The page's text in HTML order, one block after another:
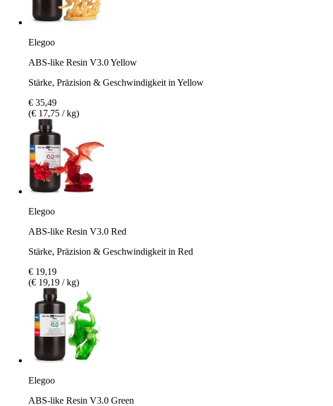
Elegoo
ABS-like Resin V3.0 Yellow
Stärke, Präzision & Geschwindigkeit in Yellow
€ 35,49
(€ 17,75 / kg)
Elegoo
ABS-like Resin V3.0 Red
Stärke, Präzision & Geschwindigkeit in Red
€ 19,19
(€ 19,19 / kg)
Elegoo
ABS-like Resin V3.0 Green